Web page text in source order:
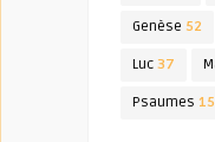
Genèse 52
Luc 37
Psaumes